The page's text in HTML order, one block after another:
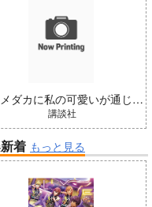
黒岩メダカに私の可愛いが通じない 25
講談社
着 もっと見る